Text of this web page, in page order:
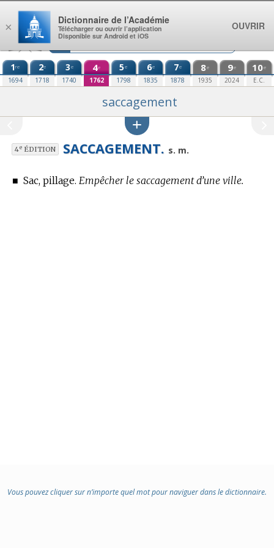
Aller au contenu
1re
1694
2e
1718
3e
1740
4e
1762
5e
1798
6e
1835
7e
1878
8e
1935
9e
2024
10e
E.C.
saccagement
4eÉDITION SACCAGEMENT. s. m.
■ Sac, pillage. Empêcher le saccagement d’une ville.
Vous pouvez cliquer sur n’importe quel mot pour naviguer dans le dictionnaire.
×
Dictionnaire de l’Académie
Télécharger ou ouvrir l’application
Disponible sur Android et iOS
OUVRIR